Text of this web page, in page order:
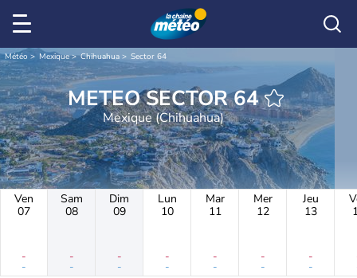
Météo Mexique Chihuahua Sector 64
METEO SECTOR 64
Mexique (Chihuahua)
Ven
07
-
-
Sam
08
-
-
Dim
09
-
-
Lun
10
-
-
Mar
11
-
-
Mer
12
-
-
Jeu
13
-
-